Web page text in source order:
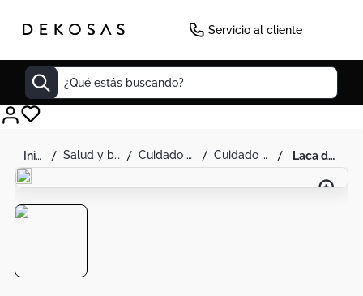
Servicio al cliente
¿Qué estás buscando?
salud y belleza cuidado personal cuidado capilar laca de color temporal blanca 100ml
Decoracion
Cuadro